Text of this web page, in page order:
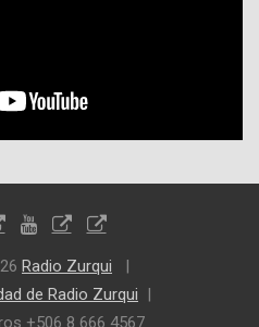
Radio Zurqui
de Radio Zurqui
+506 8 666 4567